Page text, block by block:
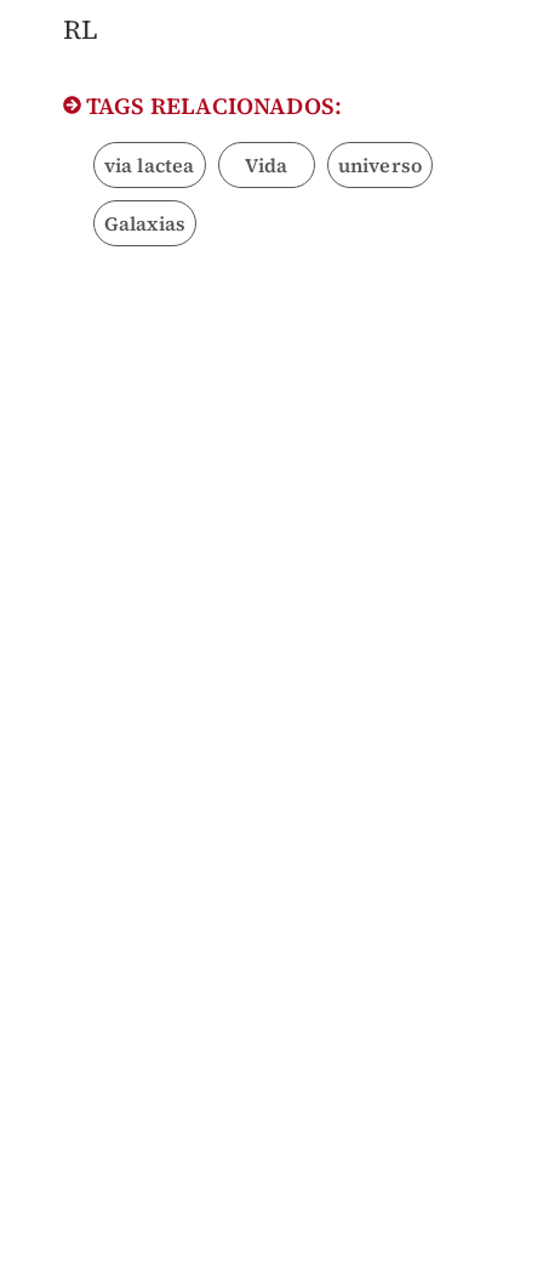
RL​
TAGS RELACIONADOS:
via lactea Vida universo
Galaxias